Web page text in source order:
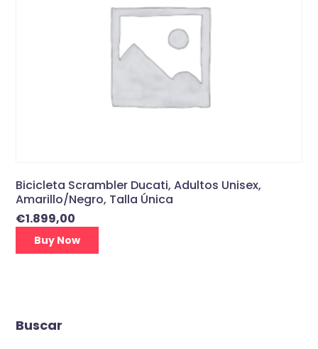
Bicicleta Scrambler Ducati, Adultos Unisex,
Amarillo/Negro, Talla Única
€1.899,00
Buy Now
Buscar